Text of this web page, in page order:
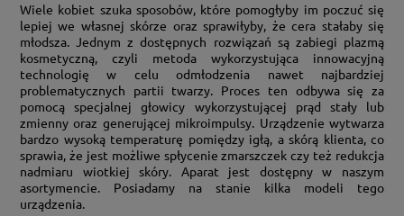
Wiele kobiet szuka sposobów, które pomogłyby im poczuć się
lepiej we własnej skórze oraz sprawiłyby, że cera stałaby się
młodsza. Jednym z dostępnych rozwiązań są zabiegi plazmą
kosmetyczną, czyli metoda wykorzystująca innowacyjną
technologię w celu odmłodzenia nawet najbardziej
problematycznych partii twarzy. Proces ten odbywa się za
pomocą specjalnej głowicy wykorzystującej prąd stały lub
zmienny oraz generującej mikroimpulsy. Urządzenie wytwarza
bardzo wysoką temperaturę pomiędzy igłą, a skórą klienta, co
sprawia, że jest możliwe spłycenie zmarszczek czy też redukcja
nadmiaru wiotkiej skóry. Aparat jest dostępny w naszym
asortymencie. Posiadamy na stanie kilka modeli tego
urządzenia.